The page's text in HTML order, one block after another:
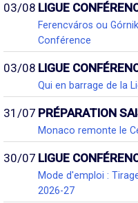
03/08 LIGUE
Ferencváros ou
Conférence
03/08 LIGUE
Qui en barrage de la
31/07 PRÉPARATION
Monaco remonte le
30/07 LIGUE
Mode d'emploi :
2026-27